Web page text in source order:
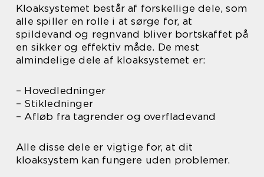
Kloaksystemet består af forskellige dele, som
alle spiller en rolle i at sørge for, at
spildevand og regnvand bliver bortskaffet på
en sikker og effektiv måde. De mest
almindelige dele af kloaksystemet er:
– Hovedledninger
– Stikledninger
– Afløb fra tagrender og overfladevand
Alle disse dele er vigtige for, at dit
kloaksystem kan fungere uden problemer.